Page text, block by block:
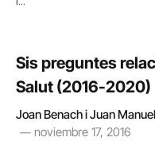
Sis preguntes
Salut (2016-2020)
Joan Benach i Juan
noviembre 17, 2016